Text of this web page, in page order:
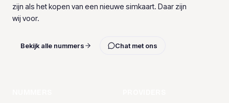
zijn als het kopen van een nieuwe simkaart. Daar zijn
wij voor.
Bekijk alle nummers Chat met ons